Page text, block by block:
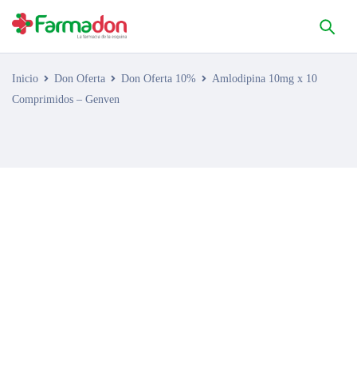
Inicio Don Oferta Don Oferta 10%
Amlodipina 10mg x 10
Comprimidos – Genven